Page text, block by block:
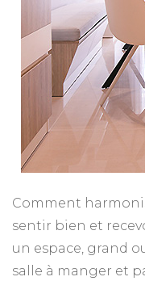
Comment
sentir bien et
un espace, grand
salle à manger et